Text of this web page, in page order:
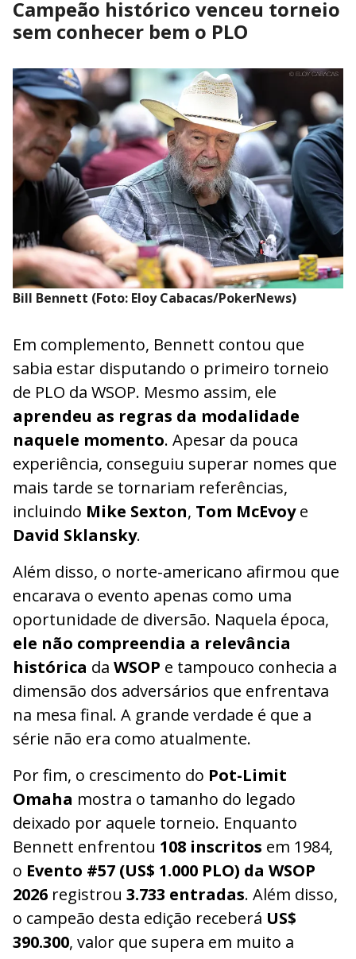
Campeão histórico venceu torneio
sem conhecer bem o PLO
Bill Bennett (Foto: Eloy Cabacas/PokerNews)
Em complemento, Bennett contou que
sabia estar disputando o primeiro torneio
de PLO da WSOP. Mesmo assim, ele
aprendeu as regras da modalidade
naquele momento. Apesar da pouca
experiência, conseguiu superar nomes que
mais tarde se tornariam referências,
incluindo Mike Sexton, Tom McEvoye
David Sklansky.
Além disso, o norte-americano afirmou que
encarava o evento apenas como uma
oportunidade de diversão. Naquela época,
ele não compreendia a relevância
histórica da WSOP e tampouco conhecia a
dimensão dos adversários que enfrentava
na mesa final. A grande verdade é que a
série não era como atualmente.
Por fim, o crescimento do Pot-Limit
Omaha mostra o tamanho do legado
deixado por aquele torneio. Enquanto
Bennett enfrentou 108 inscritos em 1984,
o Evento #57 (US$ 1.000 PLO) da WSOP
2026 registrou 3.733 entradas. Além disso,
o campeão desta edição receberá US$
390.300, valor que supera em muito a